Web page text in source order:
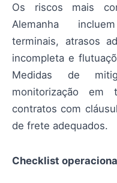
Os riscos mais
Alemanha
terminais, atrasos
incompleta e
Medidas de
monitorização em
contratos com
de frete adequados.
Checklist